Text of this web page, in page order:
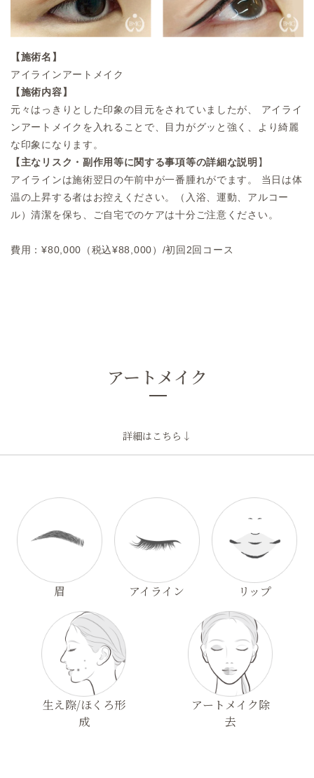
【施術名】
アイラインアートメイク
【施術内容】
元々はっきりとした印象の目元をされていましたが、 アイライ
ンアートメイクを入れることで、目力がグッと強く、より綺麗
な印象になります。
【主なリスク・副作用等に関する事項等の詳細な説明 】
アイラインは施術翌日の午前中が一番腫れがでます。 当日は体
温の上昇する者はお控えください。（入浴、運動、アルコー
ル）清潔を保ち、ご自宅でのケアは十分ご注意ください。
費用：¥80,000（税込¥88,000）/初回2回コース
アートメイク
詳細はこちら↓
眉 アイライン リップ
生え際/ほくろ形
成
アートメイク除
去